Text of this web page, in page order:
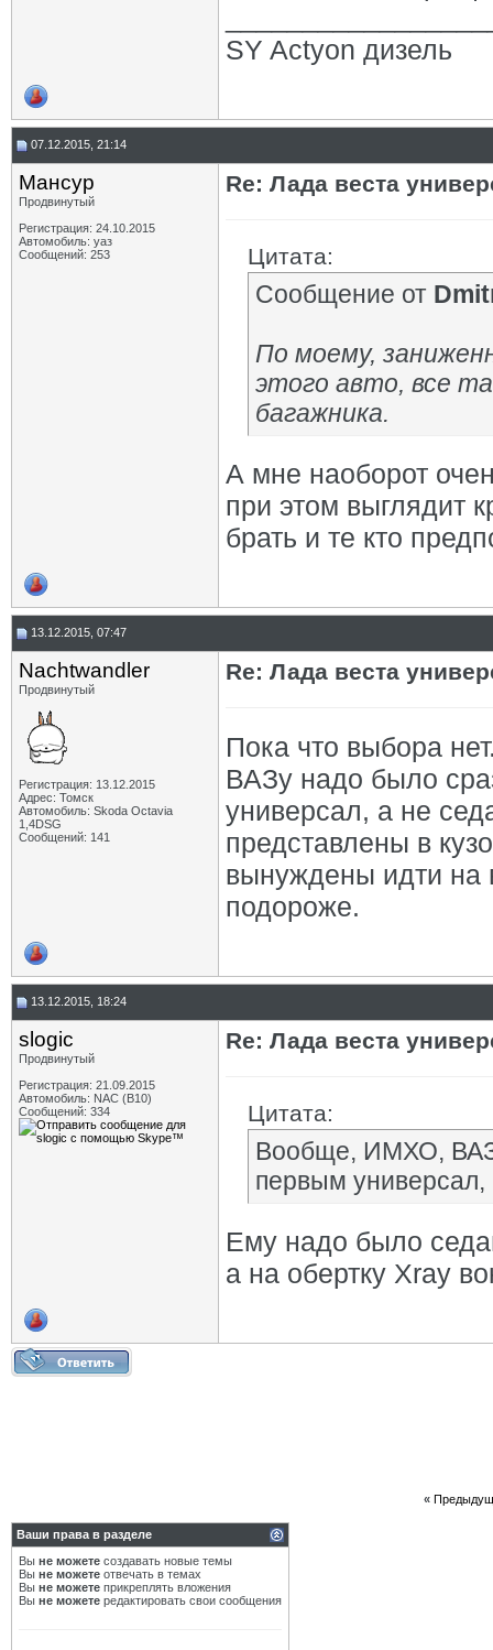
SY Actyon дизель
07.12.2015, 21:14
Мансур
Продвинутый
Регистрация: 24.10.2015
Автомобиль: уаз
Сообщений: 253
Re: Лада веста
Цитата:
Сообщение от
По моему,
этого авто, все
багажника.
А мне наоборот
при этом выглядит
брать и те кто
13.12.2015, 07:47
Nachtwandler
Продвинутый
Регистрация: 13.12.2015
Адрес: Томск
Автомобиль: Skoda Octavia
1,4DSG
Сообщений: 141
Re: Лада веста
Пока что выбора
ВАЗу надо было
универсал, а не
представлены в
вынуждены идти на
подороже.
13.12.2015, 18:24
slogic
Продвинутый
Регистрация: 21.09.2015
Автомобиль: NAC (B10)
Сообщений: 334
Re: Лада веста
Цитата:
Вообще, ИМХО,
первым универсал,
Ему надо было
а на обертку Xray
«
Ваши права в разделе
Вы не можете создавать новые темы
Вы не можете отвечать в темах
Вы не можете прикреплять вложения
Вы не можете редактировать свои сообщения